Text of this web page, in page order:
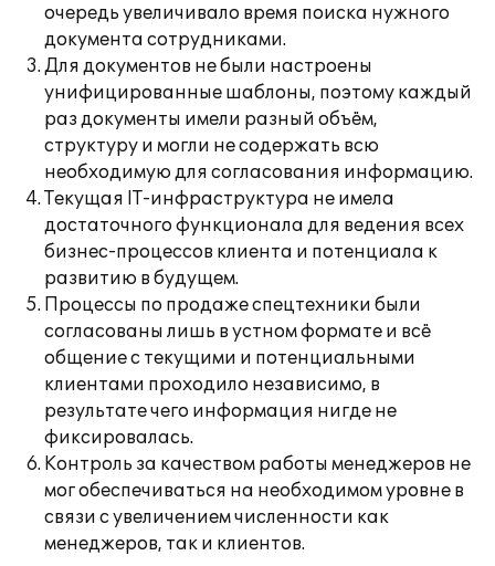
очередь увеличивало время поиска нужного
документа сотрудниками.
Для документов не были настроены
унифицированные шаблоны, поэтому каждый
раз документы имели разный объём,
структуру и могли не содержать всю
необходимую для согласования информацию.
Текущая IT-инфраструктура не имела
достаточного функционала для ведения всех
бизнес-процессов клиента и потенциала к
развитию в будущем.
Процессы по продаже спецтехники были
согласованы лишь в устном формате и всё
общение с текущими и потенциальными
клиентами проходило независимо, в
результате чего информация нигде не
фиксировалась.
Контроль за качеством работы менеджеров не
мог обеспечиваться на необходимом уровне в
связи с увеличением численности как
менеджеров, так и клиентов.